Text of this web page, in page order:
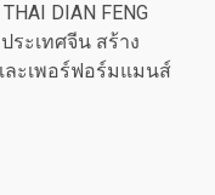
DIAN FENG
ระเทศจีน สร้าง
ละเพอร์ฟอร์มแมนส์